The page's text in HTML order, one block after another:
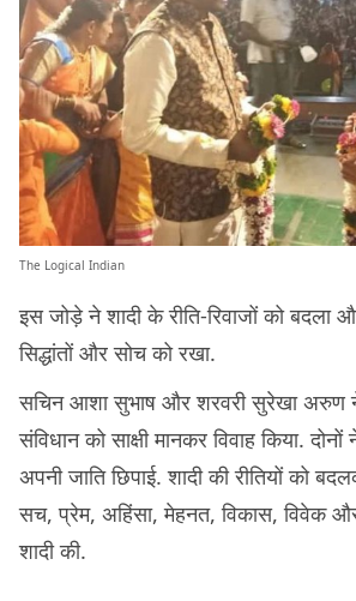
The Logical Indian
इस जोड़े ने शादी के रीति-रिवाजों को
सिद्धांतों और सोच को रखा.
सचिन आशा सुभाष और शरवरी सुरेखा अरुण
संविधान को साक्षी मानकर विवाह किया.
अपनी जाति छिपाई. शादी की रीतियों को
सच, प्रेम, अहिंसा, मेहनत, विकास, विवेक
शादी की.